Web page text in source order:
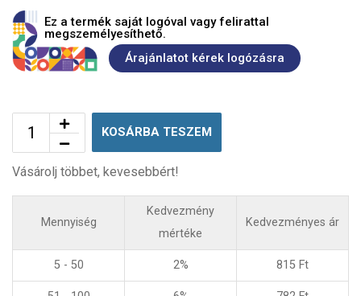
Ez a termék saját logóval vagy felirattal
megszemélyesíthető.
Árajánlatot kérek logózásra
KOSÁRBA TESZEM
Vásárolj többet, kevesebbért!
Mennyiség
Kedvezmény
mértéke
Kedvezményes ár
5 - 50 2% 815 Ft